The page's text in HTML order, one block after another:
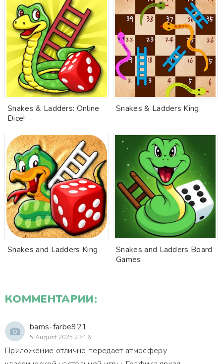
Snakes & Ladders: Online
Dice!
Snakes & Ladders King
Snakes and Ladders King
Snakes and Ladders Board
Games
КОММЕНТАРИИ:
bams-farbe921
5 August 2025 23:16
Приложение отлично передает атмосферу